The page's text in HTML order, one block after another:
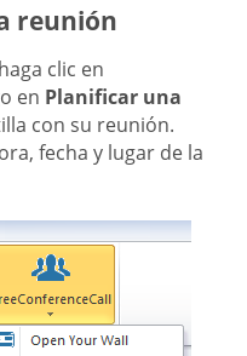
reunión
clic en
en Planificar una
con su reunión.
fecha y lugar de la